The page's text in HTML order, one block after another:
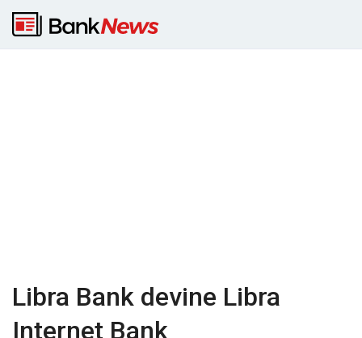
Libra Bank devine Libra
Internet Bank